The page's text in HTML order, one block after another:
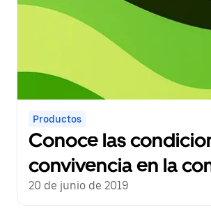
Productos
Conoce las
convivencia en la
Uber en Bolivia
20 de junio de 2019